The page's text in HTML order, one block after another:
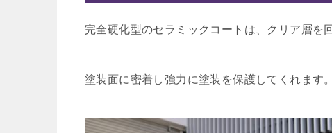
完全硬化型のセラミックコートは、クリア層を
塗装面に密着し強力に塗装を保護してくれます。